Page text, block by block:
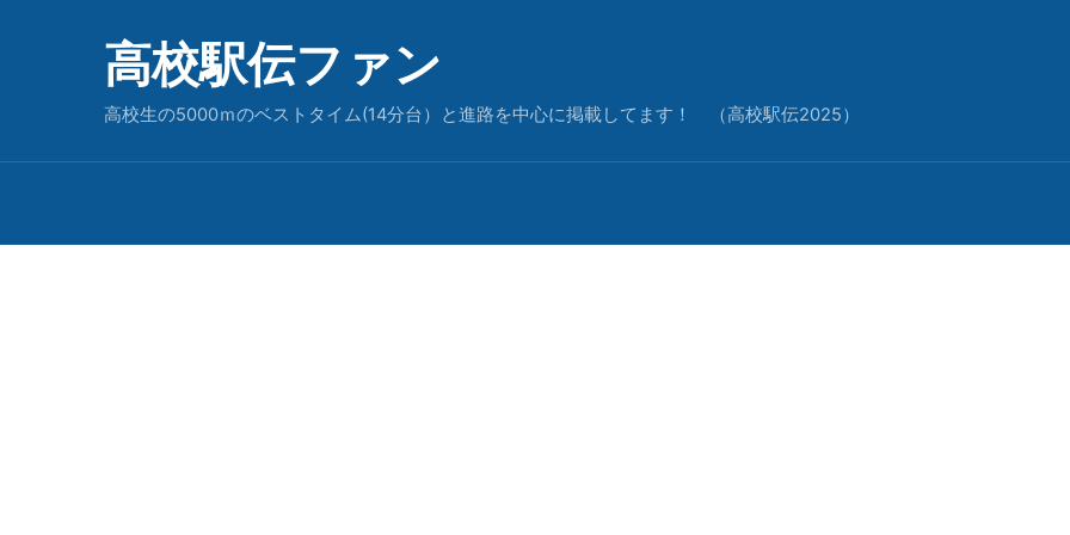
高校駅伝ファン
高校生の5000ｍのベストタイム(14分台）と進路を中心に掲載してます！ （高校駅伝2025）